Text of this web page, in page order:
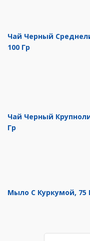
Чай Черный
100 Гр
Чай Черный
Гр
Мыло С Куркумой, 75